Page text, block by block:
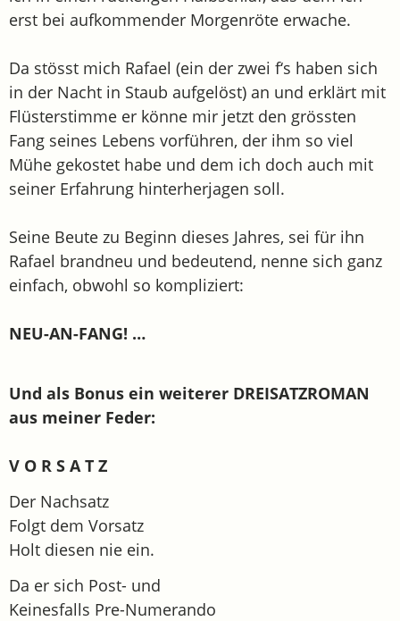
erst bei aufkommender Morgenröte erwache.
Da stösst mich Rafael (ein der zwei f‘s haben sich
in der Nacht in Staub aufgelöst) an und erklärt mit
Flüsterstimme er könne mir jetzt den grössten
Fang seines Lebens vorführen, der ihm so viel
Mühe gekostet habe und dem ich doch auch mit
seiner Erfahrung hinterherjagen soll.
Seine Beute zu Beginn dieses Jahres, sei für ihn
Rafael brandneu und bedeutend, nenne sich ganz
einfach, obwohl so kompliziert:
NEU-AN-FANG! …
Und als Bonus ein weiterer DREISATZROMAN
aus meiner Feder:
V O R S A T Z
Der Nachsatz
Folgt dem Vorsatz
Holt diesen nie ein.
Da er sich Post- und
Keinesfalls Pre-Numerando